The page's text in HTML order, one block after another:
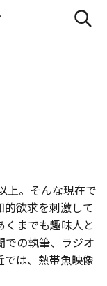
上。そんな現在で
欲求を刺激して
くまでも趣味人と
での執筆、ラジオ
では、熱帯魚映像